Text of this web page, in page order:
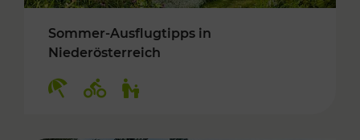
Sommer-Ausflugtipps in
Niederösterreich